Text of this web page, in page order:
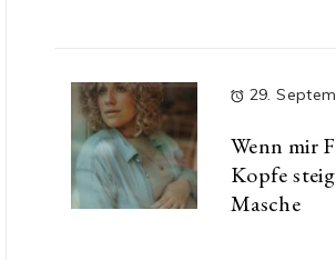
29.
Wenn mir
Kopfe
Masche